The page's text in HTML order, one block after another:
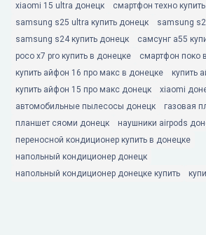
xiaomi 15 ultra донецк
смартфон техно
samsung s25 ultra купить донецк
samsung
samsung s24 купить донецк
самсунг а55
poco x7 pro купить в донецке
смартфон поко
купить айфон 16 про макс в донецке
купить
купить айфон 15 про макс донецк
xiaomi
автомобильные пылесосы донецк
газовая
планшет сяоми донецк
наушники airpods
переносной кондиционер купить в донецке
напольный кондиционер донецк
напольный кондиционер донецке купить